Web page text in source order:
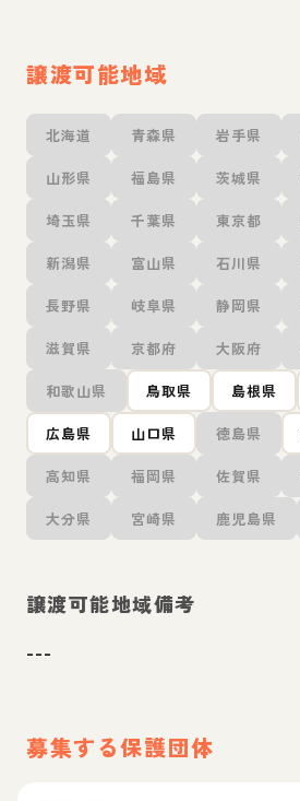
譲渡可能地域
北海道 青森県 岩手県
山形県 福島県 茨城県
埼玉県 千葉県 東京都
新潟県 富山県 石川県
長野県 岐阜県 静岡県
滋賀県 京都府 大阪府
和歌山県 鳥取県 島根県
広島県 山口県 徳島県
高知県 福岡県 佐賀県
大分県 宮崎県 鹿児島県
譲渡可能地域備考
---
募集する保護団体